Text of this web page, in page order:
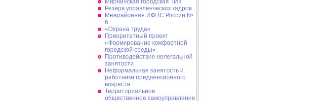
Мирнинская городская ТИК
Резерв управленческих кадров
Межрайонная ИФНС России №
6
«Охрана труда»
Приоритетный проект
«Формирование комфортной
городской среды»
Противодействие нелегальной
занятости
Неформальная занятость и
работники предпенсионного
возраста
Территориальное
общественное самоуправление